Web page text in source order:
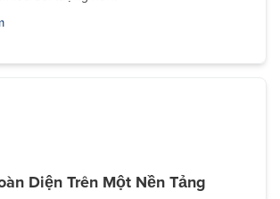
Diện Trên Một Nền Tảng